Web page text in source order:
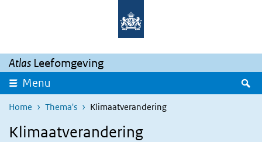
Overslaan en naar de inhoud gaan
Atlas Leefomgeving
Menu
Home Thema's Klimaatverandering
Klimaatverandering